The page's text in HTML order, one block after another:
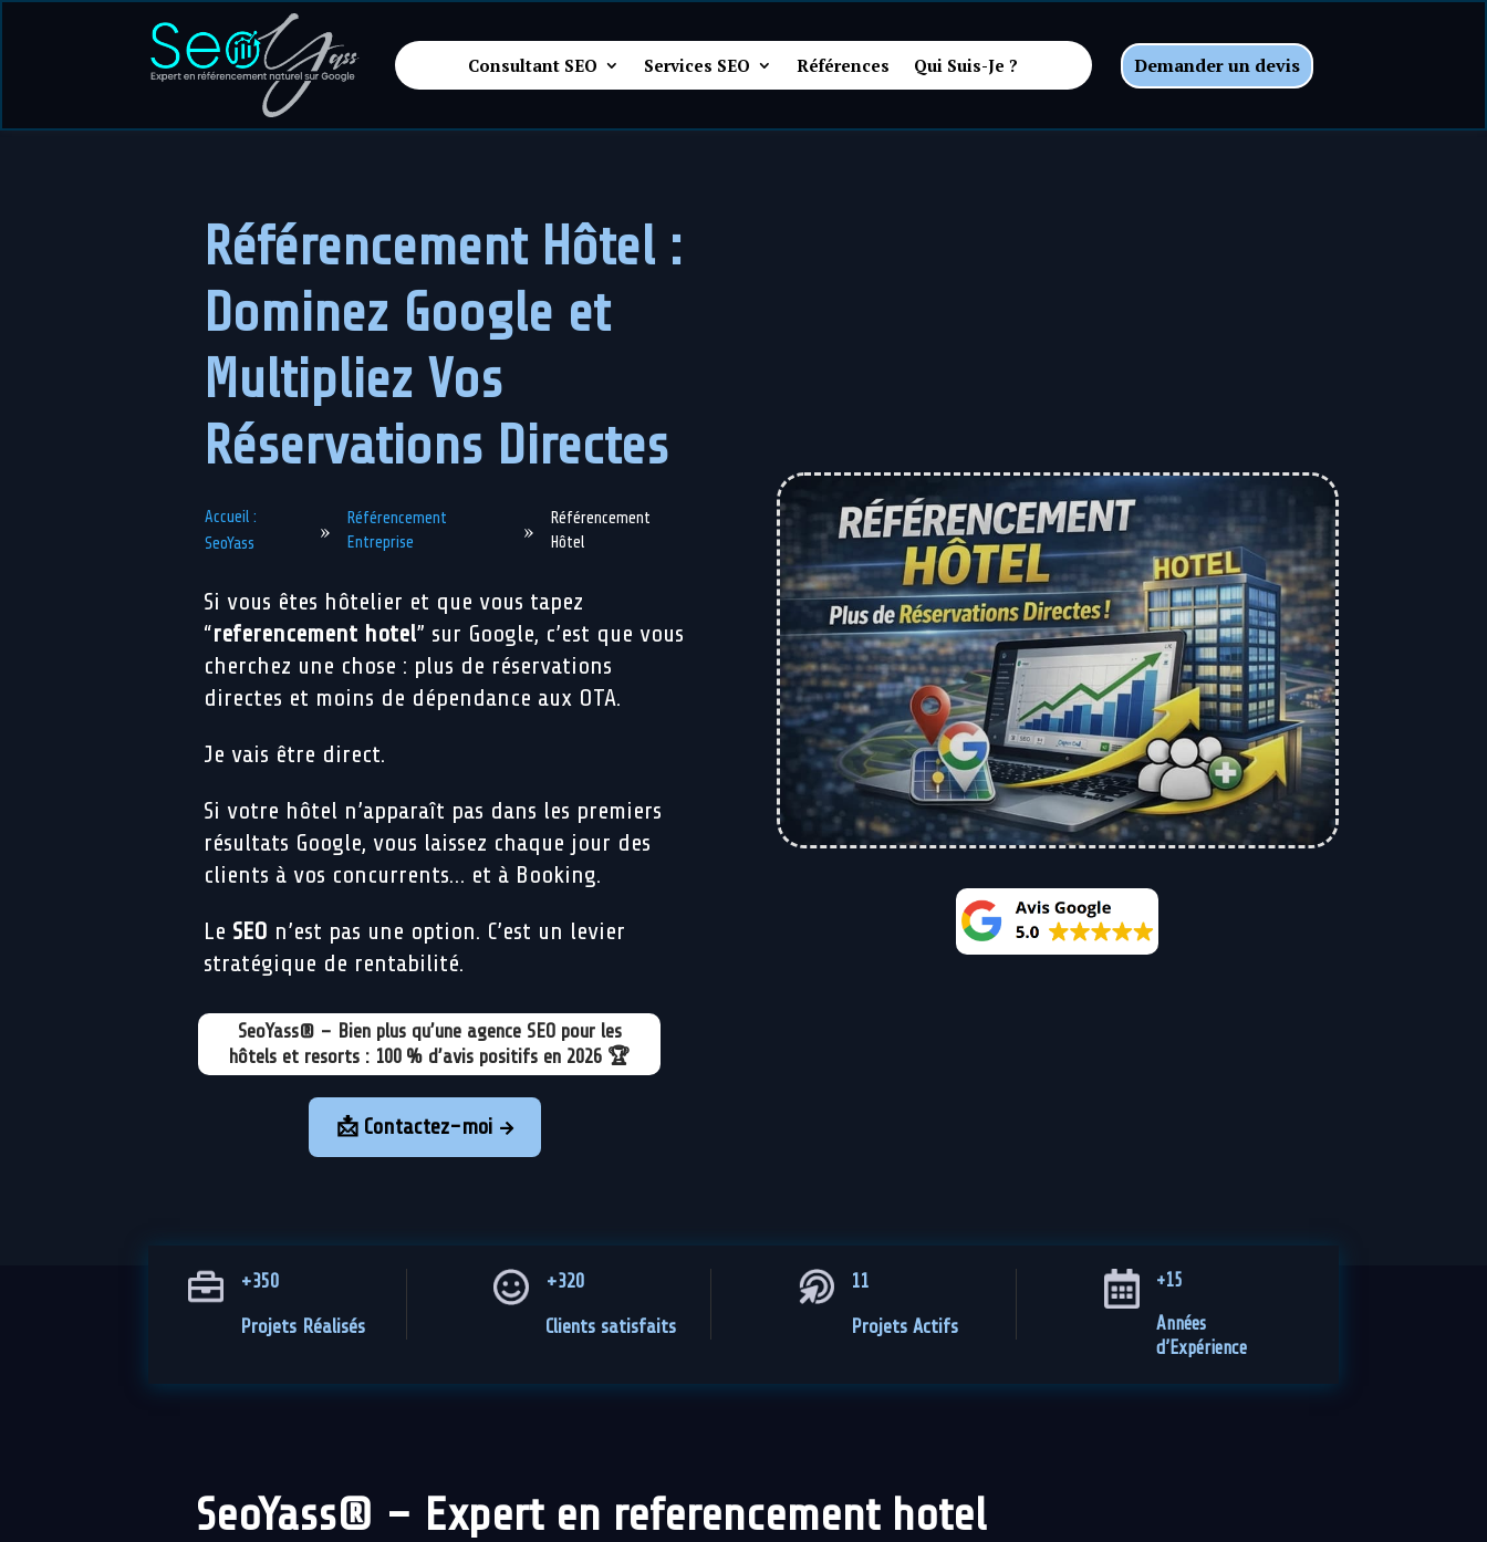
Consultant SEO Services SEO Références Qui Suis-Je ? Demander un devis
Référencement Hôtel :
Dominez Google et
Multipliez Vos
Réservations Directes
Accueil :
SeoYass
»
Référencement
Entreprise
»
Référencement
Hôtel
Si vous êtes hôtelier et que vous tapez
“referencement hotel” sur Google, c’est que vous
cherchez une chose : plus de réservations
directes et moins de dépendance aux OTA.
Je vais être direct.
Si votre hôtel n’apparaît pas dans les premiers
résultats Google, vous laissez chaque jour des
clients à vos concurrents… et à Booking.
Le SEO n’est pas une option. C’est un levier
stratégique de rentabilité.
SeoYass® – Bien plus qu’une agence SEO pour les
hôtels et resorts : 100 % d’avis positifs en 2026 🏆
📩 Contactez-moi 
+350
Projets Réalisés
+320
Clients satisfaits
11
Projets Actifs
+15
Années
d’Expérience
SeoYass® – Expert en referencement hotel